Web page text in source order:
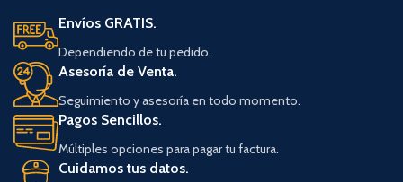
Envíos GRATIS.
Dependiendo de tu pedido.
Asesoría de Venta.
Seguimiento y asesoría en todo momento.
Pagos Sencillos.
Múltiples opciones para pagar tu factura.
Cuidamos tus datos.